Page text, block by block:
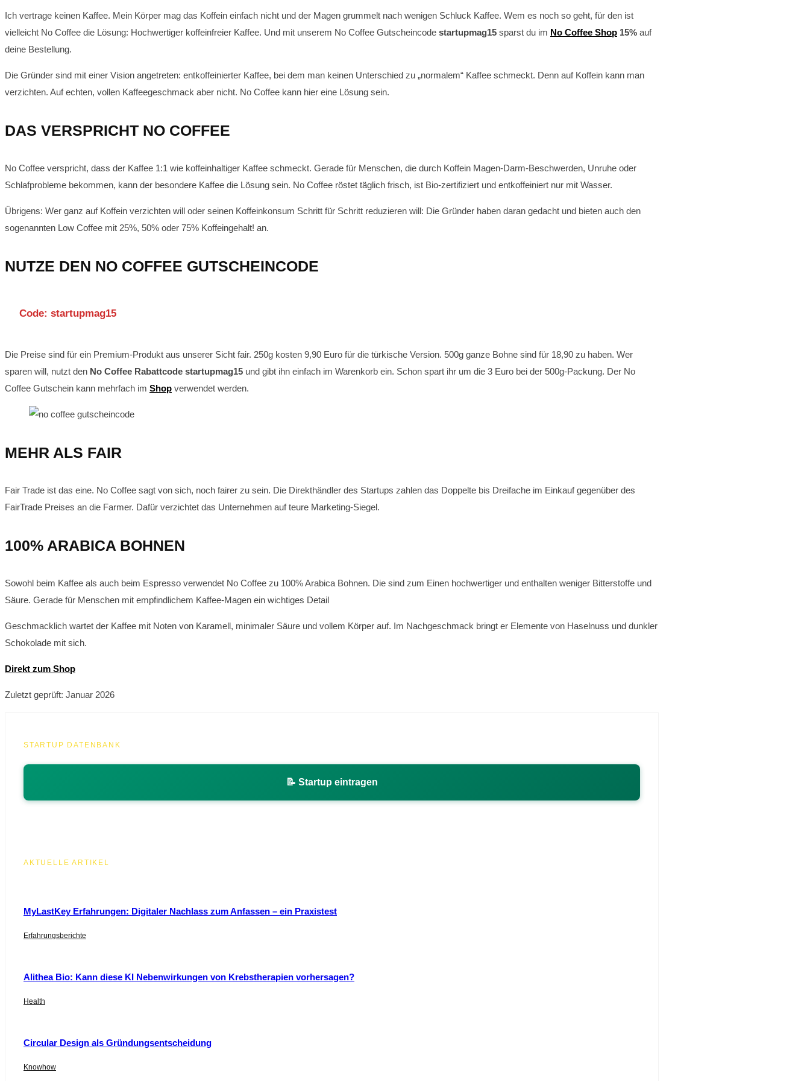
Ich vertrage keinen Kaffee. Mein Körper mag das Koffein einfach nicht und der Magen grummelt nach wenigen Schluck Kaffee. Wem es noch so geht, für den ist
vielleicht No Coffee die Lösung: Hochwertiger koffeinfreier Kaffee. Und mit unserem No Coffee Gutscheincode startupmag15 sparst du im No Coffee Shop 15% auf
deine Bestellung.
Die Gründer sind mit einer Vision angetreten: entkoffeinierter Kaffee, bei dem man keinen Unterschied zu „normalem“ Kaffee schmeckt. Denn auf Koffein kann man
verzichten. Auf echten, vollen Kaffeegeschmack aber nicht. No Coffee kann hier eine Lösung sein.
DAS VERSPRICHT NO COFFEE
No Coffee verspricht, dass der Kaffee 1:1 wie koffeinhaltiger Kaffee schmeckt. Gerade für Menschen, die durch Koffein Magen-Darm-Beschwerden, Unruhe oder
Schlafprobleme bekommen, kann der besondere Kaffee die Lösung sein. No Coffee röstet täglich frisch, ist Bio-zertifiziert und entkoffeiniert nur mit Wasser.
Übrigens: Wer ganz auf Koffein verzichten will oder seinen Koffeinkonsum Schritt für Schritt reduzieren will: Die Gründer haben daran gedacht und bieten auch den
sogenannten Low Coffee mit 25%, 50% oder 75% Koffeingehalt! an.
NUTZE DEN NO COFFEE GUTSCHEINCODE
Code: startupmag15
Die Preise sind für ein Premium-Produkt aus unserer Sicht fair. 250g kosten 9,90 Euro für die türkische Version. 500g ganze Bohne sind für 18,90 zu haben. Wer
sparen will, nutzt den No Coffee Rabattcode startupmag15 und gibt ihn einfach im Warenkorb ein. Schon spart ihr um die 3 Euro bei der 500g-Packung. Der No
Coffee Gutschein kann mehrfach im Shop verwendet werden.
MEHR ALS FAIR
Fair Trade ist das eine. No Coffee sagt von sich, noch fairer zu sein. Die Direkthändler des Startups zahlen das Doppelte bis Dreifache im Einkauf gegenüber des
FairTrade Preises an die Farmer. Dafür verzichtet das Unternehmen auf teure Marketing-Siegel.
100% ARABICA BOHNEN
Sowohl beim Kaffee als auch beim Espresso verwendet No Coffee zu 100% Arabica Bohnen. Die sind zum Einen hochwertiger und enthalten weniger Bitterstoffe und
Säure. Gerade für Menschen mit empfindlichem Kaffee-Magen ein wichtiges Detail
Geschmacklich wartet der Kaffee mit Noten von Karamell, minimaler Säure und vollem Körper auf. Im Nachgeschmack bringt er Elemente von Haselnuss und dunkler
Schokolade mit sich.
Direkt zum Shop
Zuletzt geprüft: Januar 2026
STARTUP DATENBANK
📝 Startup eintragen
AKTUELLE ARTIKEL
MyLastKey Erfahrungen: Digitaler Nachlass zum Anfassen – ein Praxistest
Erfahrungsberichte
Alithea Bio: Kann diese KI Nebenwirkungen von Krebstherapien vorhersagen?
Health
Circular Design als Gründungsentscheidung
Knowhow